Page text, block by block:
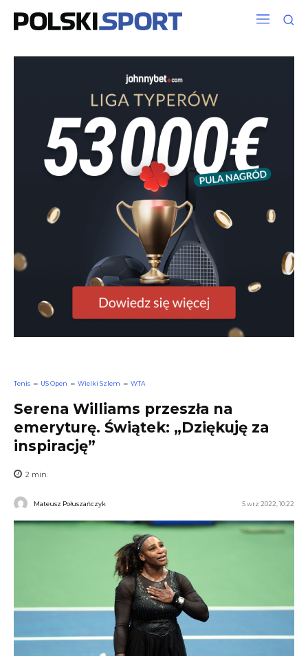
Tenis US Open Wielki Szlem WTA
Serena Williams przeszła na
emeryturę. Świątek: „Dziękuję za
inspirację”
2 min.
Mateusz Połuszańczyk 5 wrz 2022, 10:22